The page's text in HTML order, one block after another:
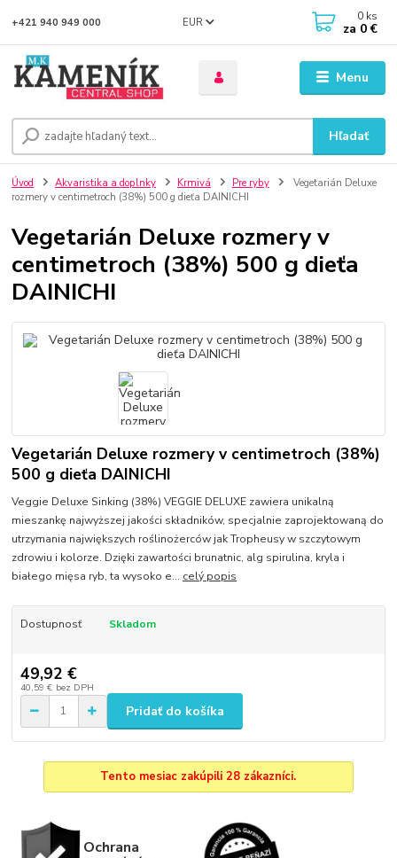
Menu
EUR
Hľadať
+421 940 949 000 0 ks
za 0 €
Úvod Akvaristika a doplnky Krmivá Pre ryby
Vegetarián Deluxe
rozmery v centimetroch (38%) 500 g dieťa DAINICHI
Vegetarián Deluxe rozmery v
centimetroch (38%) 500 g dieťa
DAINICHI
Vegetarián Deluxe rozmery v centimetroch (38%)
500 g dieťa DAINICHI
Veggie Deluxe Sinking (38%) VEGGIE DELUXE zawiera unikalną
mieszankę najwyższej jakości składników, specjalnie zaprojektowaną do
utrzymania największych roślinożerców jak Tropheusy w szczytowym
zdrowiu i kolorze. Dzięki zawartości brunatnic, alg spirulina, kryla i
białego mięsa ryb, ta wysoko e... celý popis
Dostupnosť Skladom
49,92 €
40,59 € bez DPH
Pridať do košíka
Tento mesiac zakúpili 28 zákazníci.
Ochrana